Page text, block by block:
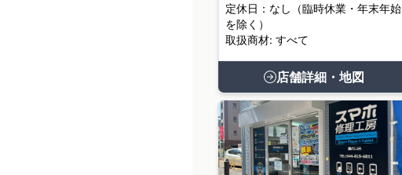
定休日：なし（臨時休業・年末年始
を除く）
取扱商材: すべて
店舗詳細・地図